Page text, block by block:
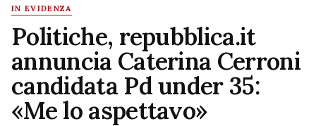
IN EVIDENZA
Politiche, repubblica.it
annuncia Caterina Cerroni
candidata Pd under 35:
«Me lo aspettavo»